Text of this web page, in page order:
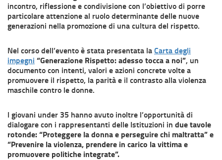
incontro, riflessione e condivisione con l’obiettivo di porre
particolare attenzione al ruolo determinante delle nuove
generazioni nella promozione di una cultura del rispetto.
Nel corso dell’evento è stata presentata laCarta degli
impegni “Generazione Rispetto: adesso tocca a noi”, un
documento con intenti, valori e azioni concrete volte a
promuovere il rispetto, la parità e il contrasto alla violenza
maschile contro le donne.
I giovani under 35 hanno avuto inoltre l’opportunità di
dialogare con i rappresentanti delle Istituzioni in due tavole
rotonde: “Proteggere la donna e perseguire chi maltratta” e
“Prevenire la violenza, prendere in carico la vittima e
promuovere politiche integrate”.